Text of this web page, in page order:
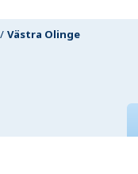
Västra Olinge